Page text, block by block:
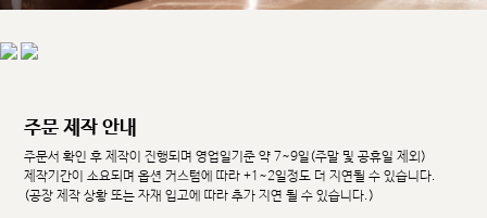
주문 제작 안내
주문서 확인 후 제작이 진행되며 영업일기준 약 7~9일(주말 및 공휴일 제외)
제작기간이 소요되며 옵션 커스텀에 따라 +1~2일정도 더 지연될 수 있습니다.
(공장 제작 상황 또는 자재 입고에 따라 추가 지연 될 수 있습니다.)